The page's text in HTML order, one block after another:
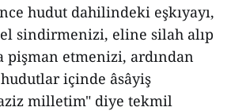
hudut dahilindeki eşkıyayı,
sindirmenizi, eline silah alıp
pişman etmenizi, ardından
içinde âsâyiş
milletim" diye tekmil